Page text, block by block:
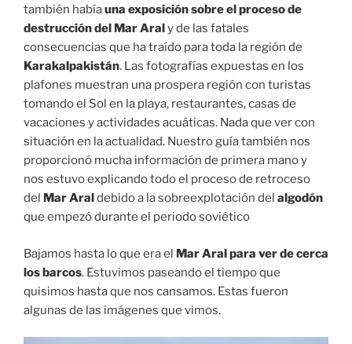
también habíauna exposición sobre el proceso de
destrucción del Mar Araly de las fatales
consecuencias que ha traído para toda la región de
Karakalpakistán. Las fotografías expuestas en los
plafones muestran una prospera región con turistas
tomando el Sol en la playa, restaurantes, casas de
vacaciones y actividades acuáticas. Nada que ver con
situación en la actualidad. Nuestro guía también nos
proporcionó mucha información de primera mano y
nos estuvo explicando todo el proceso de retroceso
del Mar Araldebido a la sobreexplotación del algodón
que empezó durante el periodo soviético
Bajamos hasta lo que era el Mar Aral para ver de cerca
los barcos. Estuvimos paseando el tiempo que
quisimos hasta que nos cansamos. Estas fueron
algunas de las imágenes que vimos.